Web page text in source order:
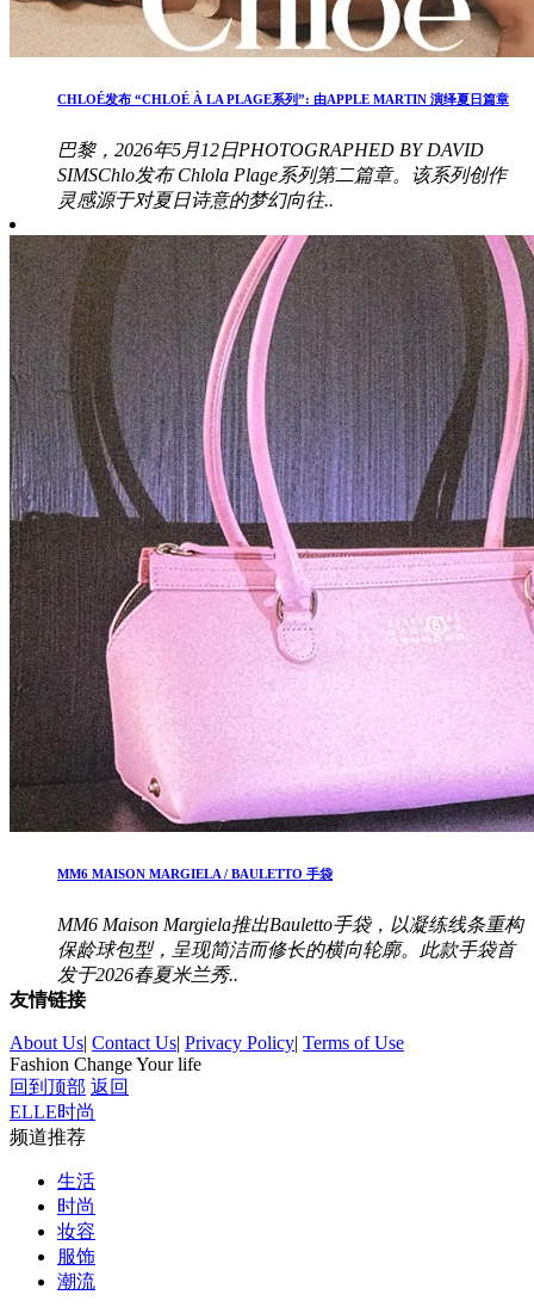
CHLOÉ发布 “CHLOÉ À LA PLAGE系列”: 由APPLE MARTIN 演绎夏日篇章
巴黎，2026年5月12日PHOTOGRAPHED BY DAVID
SIMSChlo发布 Chlola Plage系列第二篇章。该系列创作
灵感源于对夏日诗意的梦幻向往..
MM6 MAISON MARGIELA / BAULETTO 手袋
MM6 Maison Margiela推出Bauletto手袋，以凝练线条重构
保龄球包型，呈现简洁而修长的横向轮廓。此款手袋首
发于2026春夏米兰秀..
友情链接
About Us| Contact Us| Privacy Policy| Terms of Use
Fashion Change Your life
回到顶部 返回
ELLE时尚
频道推荐
生活
时尚
妆容
服饰
潮流